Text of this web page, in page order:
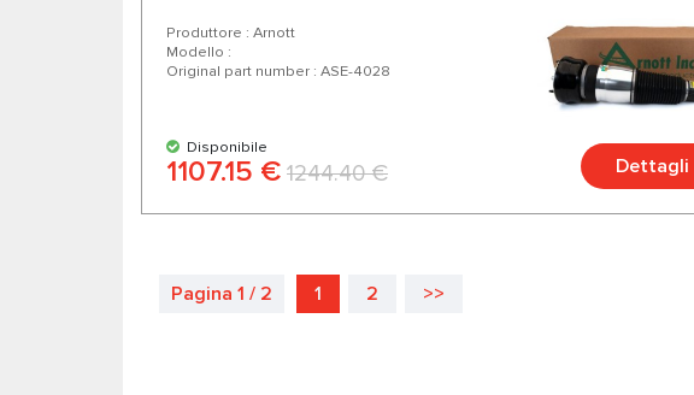
Produttore : Arnott
Modello :
Original part number : ASE-4028
Disponibile
1107.15 € 1244.40 € Dettagli
Pagina 1 / 2 1 2 >>